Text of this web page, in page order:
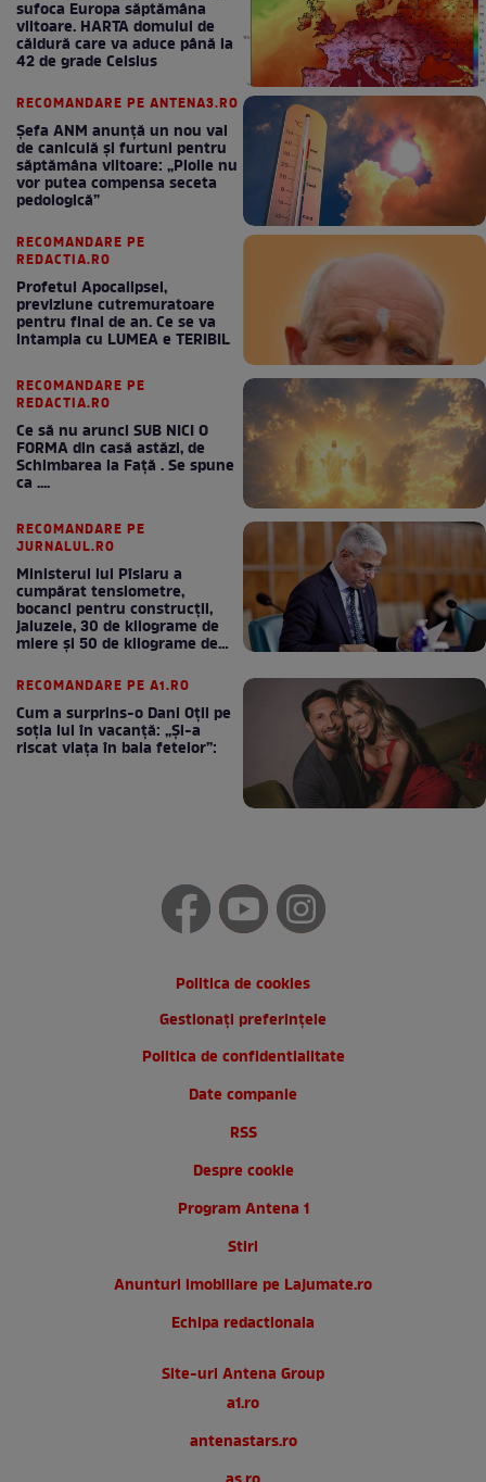
sufoca Europa săptămâna
viitoare. HARTA domului de
căldură care va aduce până la
42 de grade Celsius
RECOMANDARE PE ANTENA3.RO
Șefa ANM anunță un nou val
de caniculă și furtuni pentru
săptămâna viitoare: „Ploile nu
vor putea compensa seceta
pedologică”
RECOMANDARE PE
REDACTIA.RO
Profetul Apocalipsei,
previziune cutremuratoare
pentru final de an. Ce se va
intampla cu LUMEA e TERIBIL
RECOMANDARE PE
REDACTIA.RO
Ce să nu arunci SUB NICI O
FORMA din casă astăzi, de
Schimbarea la Față . Se spune
ca ....
RECOMANDARE PE
JURNALUL.RO
Ministerul lui Pîslaru a
cumpărat tensiometre,
bocanci pentru construcții,
jaluzele, 30 de kilograme de
miere și 50 de kilograme de
RECOMANDARE PE A1.RO
Cum a surprins-o Dani Oțil pe
soția lui în vacanță: „Și-a
riscat viața în baia fetelor”:
Politica de cookies
Gestionați preferințele
Politica de confidentialitate
Date companie
RSS
Despre cookie
Program Antena 1
Stiri
Anunturi imobiliare pe Lajumate.ro
Echipa redactionala
Site-uri Antena Group
a1.ro
antenastars.ro